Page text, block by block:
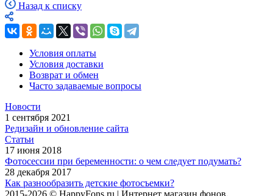
Назад к списку
Условия оплаты
Условия доставки
Возврат и обмен
Часто задаваемые вопросы
Новости
1 сентября 2021
Редизайн и обновление сайта
Статьи
17 июня 2018
Фотосессии при беременности: о чем следует подумать?
28 декабря 2017
Как разнообразить детские фотосъемки?